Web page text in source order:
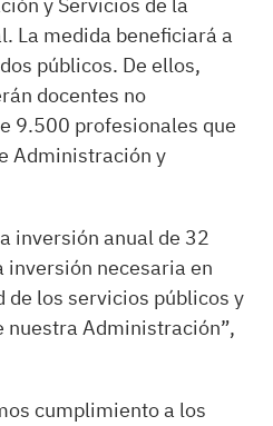
La medida beneficiará a
públicos. De ellos,
docentes no
9.500 profesionales que
Administración y
inversión anual de 32
inversión necesaria en
los servicios públicos y
nuestra Administración”,
cumplimiento a los